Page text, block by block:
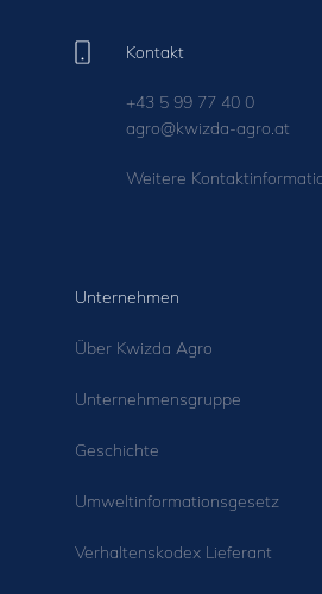
Kontakt
+43 5 99 77 40 0
agro@kwizda-agro.at
Weitere
Unternehmen
Über Kwizda Agro
Unternehmensgruppe
Geschichte
Umweltinformationsgesetz
Verhaltenskodex Lieferant